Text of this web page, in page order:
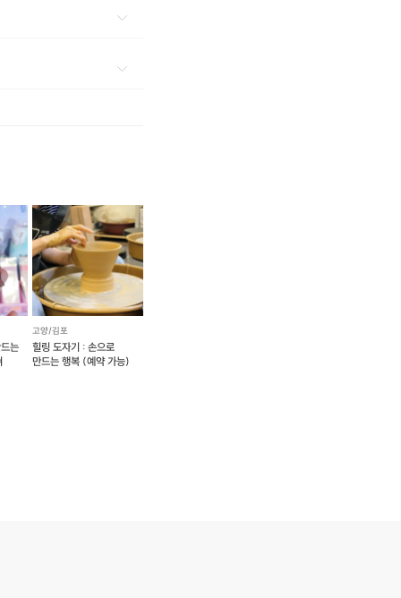
는
고양/김포
힐링 도자기 : 손으로
만드는 행복 (예약 가능)